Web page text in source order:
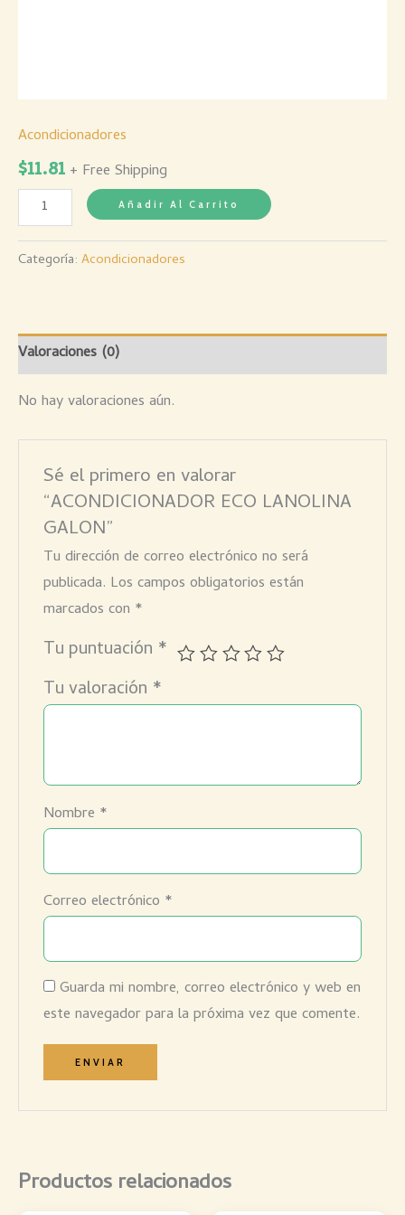
Acondicionadores
$11.81 + Free Shipping
Añadir Al Carrito
Categoría: Acondicionadores
Valoraciones (0)
No hay valoraciones aún.
Sé el primero en valorar
“ACONDICIONADOR ECO LANOLINA
GALON”
Tu dirección de correo electrónico no será
publicada. Los campos obligatorios están
marcados con *
Tu puntuación *
Tu valoración *
Nombre *
Correo electrónico *
Guarda mi nombre, correo electrónico y web en
este navegador para la próxima vez que comente.
Productos relacionados